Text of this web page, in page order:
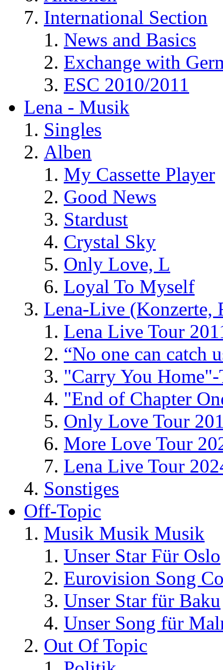
International Section
News and Basics
Exchange with
ESC 2010/2011
Lena - Musik
Singles
Alben
My Cassette Player
Good News
Stardust
Crystal Sky
Only Love, L
Loyal To Myself
Lena-Live (Konzerte,
Lena Live Tour
“No one can catch
"Carry You
"End of Chapter
Only Love Tour
More Love Tour
Lena Live Tour
Sonstiges
Off-Topic
Musik Musik Musik
Unser Star Für Oslo
Eurovision Song
Unser Star für Baku
Unser Song für
Out Of Topic